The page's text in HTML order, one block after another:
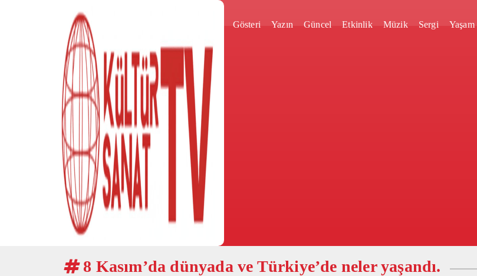
Gösteri Yazın Güncel Etkinlik Müzik Sergi Yaşam
8 Kasım’da dünyada ve Türkiye’de neler yaşandı.